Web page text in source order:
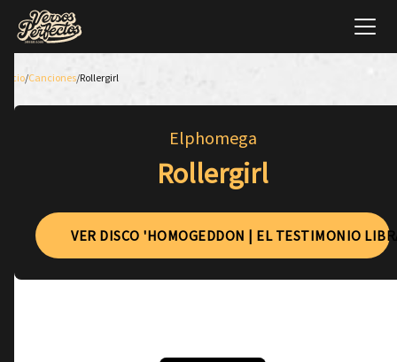
Inicio/Canciones/Rollergirl
Elphomega
Rollergirl
VER DISCO 'HOMOGEDDON | EL TESTIMONIO